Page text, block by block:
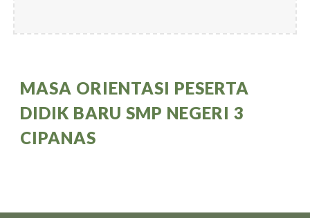
MASA ORIENTASI PESERTA
DIDIK BARU SMP NEGERI 3
CIPANAS